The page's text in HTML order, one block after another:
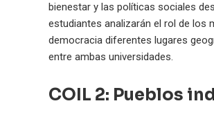
bienestar y las políticas sociales
estudiantes analizarán el rol de los
democracia diferentes lugares
entre ambas universidades.
COIL 2: Pueblos